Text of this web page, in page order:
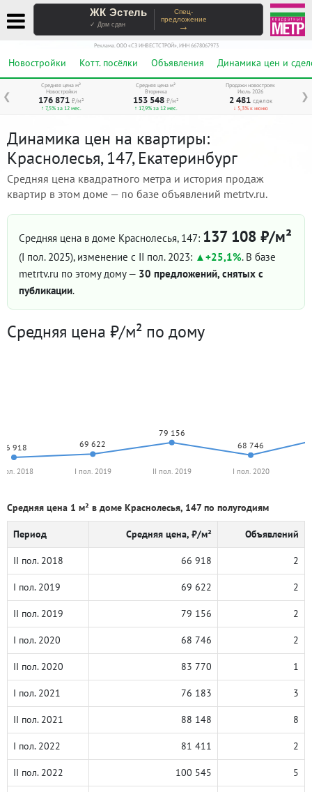
ЖК Эстель
✓ Дом сдан
Спец-
предложение
→
Реклама. ООО «СЗ ИНВЕСТСТРОЙ», ИНН 6678067973
Новостройки Котт. посёлки Объявления Динамика цен и
❮ ❯
Средняя цена м²
Новостройки
176 871 ₽/м²
↑ 7,5% за 12 мес.
Средняя цена м²
Вторичка
153 548 ₽/м²
↑ 17,9% за 12 мес.
Продажи новостроек
Июль 2026
2 481 сделок
↓ 5,3% к июню
Динамика цен на квартиры:
Краснолесья, 147, Екатеринбург
Средняя цена квадратного метра и история продаж
квартир в этом доме — по базе объявлений metrtv.ru.
Средняя цена в доме Краснолесья, 147: 137 108 ₽/м²
(I пол. 2025), изменение с II пол. 2023: +25,1%. В базе
metrtv.ru по этому дому — 30 предложений, снятых с
публикации.
Средняя цена ₽/м² по дому
66 918 69 622
79 156
68 746
2018 I пол. 2019 II пол. 2019 I пол. 2020
Средняя цена 1 м² в доме Краснолесья, 147 по полугодиям
Период Средняя цена, ₽/м² Объявлений
II пол. 2018 66 918 2
I пол. 2019 69 622 2
II пол. 2019 79 156 2
I пол. 2020 68 746 2
II пол. 2020 83 770 1
I пол. 2021 76 183 3
II пол. 2021 88 148 8
I пол. 2022 81 411 2
II пол. 2022 100 545 5